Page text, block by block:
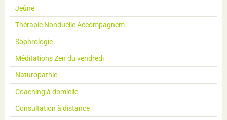
Jeûne
Thérapie Nonduelle Accompagnem
Sophrologie
Méditations Zen du vendredi
Naturopathie
Coaching à domicile
Consultation à distance